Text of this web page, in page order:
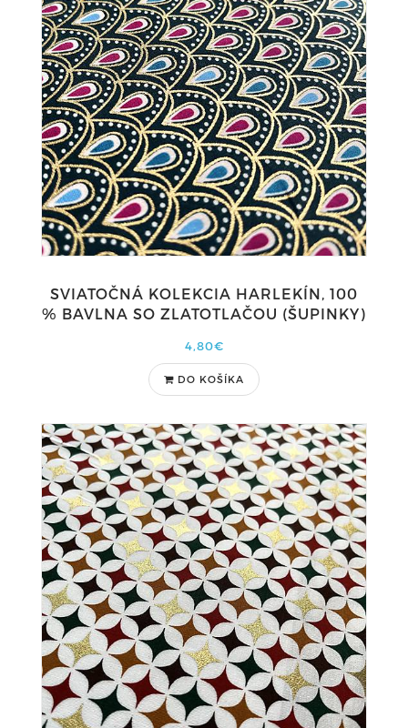
SVIATOČNÁ KOLEKCIA HARLEKÍN, 100
% BAVLNA SO ZLATOTLAČOU (ŠUPINKY)
4,80€
DO KOŠÍKA